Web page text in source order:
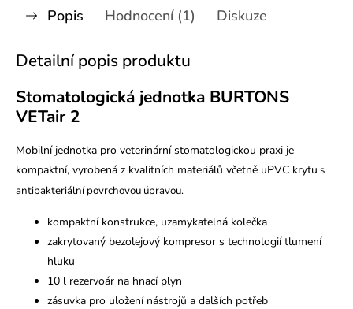
Popis Hodnocení (1) Diskuze
Detailní popis produktu
Stomatologická jednotka BURTONS
VETair 2
Mobilní jednotka pro veterinární stomatologickou praxi je
kompaktní, vyrobená z kvalitních materiálů včetně uPVC krytu s
antibakteriální povrchovou úpravou.
kompaktní konstrukce, uzamykatelná kolečka
zakrytovaný bezolejový kompresor s technologií tlumení
hluku
10 l rezervoár na hnací plyn
zásuvka pro uložení nástrojů a dalších potřeb